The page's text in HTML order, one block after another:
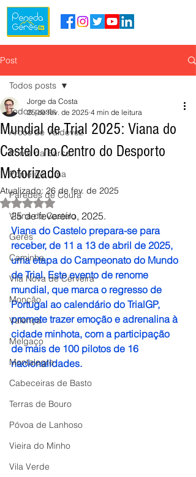
Post
Todos posts
Arcos de Valdevez
Ponte da Barca
Ponte de Lima
Paredes de Coura
Viana do Castelo
Gerês
Caminha
Vila Nova de Cerveira
Monção
Valença
Melgaço
Montalegre
Cabeceiras de Basto
Terras de Bouro
Póvoa de Lanhoso
Vieira do Minho
Vila Verde
Todos posts
Mundial de Trial 2025: Viana do
Castelo no Centro do Desporto
Motorizado
Jorge da Costa
25 de fev. de 2025 4 min de leitura
Atualizado: 26 de fev. de 2025
Avaliado com NaN de 5 estrelas.
25 de fevereiro, 2025.
Viana do Castelo prepara-se para
receber, de 11 a 13 de abril de 2025,
uma etapa do Campeonato do Mundo
de Trial. Este evento de renome
mundial, que marca o regresso de
Portugal ao calendário do TrialGP,
promete trazer emoção e adrenalina à
cidade minhota, com a participação
de mais de 100 pilotos de 16
nacionalidades.